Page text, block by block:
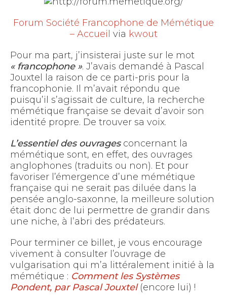
Forum Société Francophone de Mémétique
– Accueil via kwout
Pour ma part, j’insisterai juste sur le mot
« francophone ». J’avais demandé à Pascal
Jouxtel la raison de ce parti-pris pour la
francophonie. Il m’avait répondu que
puisqu’il s’agissait de culture, la recherche
mémétique française se devait d’avoir son
identité propre. De trouver sa voix.
L’essentiel des ouvragesconcernant la
mémétique sont, en effet, des ouvrages
anglophones (traduits ou non). Et pour
favoriser l’émergence d’une mémétique
française qui ne serait pas diluée dans la
pensée anglo-saxonne, la meilleure solution
était donc de lui permettre de grandir dans
une niche, à l’abri des prédateurs.
Pour terminer ce billet, je vous encourage
vivement à consulter l’ouvrage de
vulgarisation qui m’a littéralement initié à la
mémétique : Comment les Systèmes
Pondent, par Pascal Jouxtel (encore lui) !